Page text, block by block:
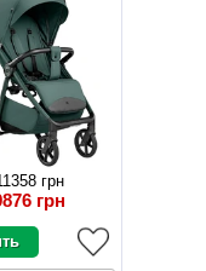
грн
грн